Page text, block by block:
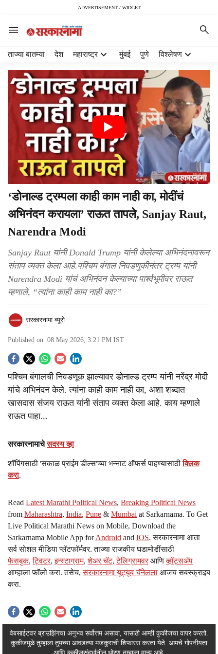
ADVERTISEMENT / WIDGET
ताज्या बातम्या देश महाराष्ट्र मुंबई पुणे विश्लेषण
‘डोनाल्ड ट्रम्पला काही काम नाही का, मोदींचं
अभिनंदन करायला’ राऊत तापले, Sanjay Raut,
Narendra Modi
Sanjay Raut यांनी Donald Trump यांनी केलेल्या अभिनंदनावरून
संताप व्यक्त केला आहे.पश्चिम बंगाल निवडणुकीनंतर ट्रम्प यांनी
Narendra Modi यांचं अभिनंदन केल्याच्या पार्श्वभूमीवर राऊत
म्हणाले, “त्यांना काही काम नाही का?”
सरकारनामा ब्यूरो
Published on :08 May 2026, 3:21 PM IST
S
o
c
i
a
l
s
h
a
r
e
पश्चिम बंगालची निवडणूक झाल्यावर डोनाल्ड ट्रम्प यांनी नरेंद्र मोदी
यांचे अभिनंदन केले. त्यांना काही काम नाही का, अशा शब्दात
खासदास संजय राऊत यांनी संताप व्यक्त केला आहे. काय म्हणाले
राऊत पाहा...
सरकारनामाचेसदस्य व्हा
शॉपिंगसाठी 'सकाळ प्राईम डील्स'च्या भन्नाट ऑफर्स पाहण्यासाठीक्लिक
करा.
Read Latest Marathi Political News, Breaking Political News
from Maharashtra, India, Pune & Mumbai at Sarkarnama. To Get
Live Political Marathi News on Mobile, Download the
Sarkarnama Mobile App forAndroid and IOS. सरकारनामा आता
सर्व सोशल मीडिया प्लॅटफॉर्मवर. ताज्या राजकीय घडामोडींसाठी
फेसबुक,ट्विटर,इन्स्टाग्राम,शेअर चॅट,टेलिग्रामवर आणिव्हॉट्सॲप
आम्हाला फॉलो करा. तसेच,सरकारनामा यूट्यूब चॅनेलला आजच सबस्क्राइब
करा.
ADVERTISEMENT / WIDGET
ADVERTISEMENT / WIDGET
वेबसाईटवर ब्राउझिंगचा अनुभव सर्वोत्तम असावा, यासाठी आम्ही कुकीजचा वापर करतो.
कुकीजमुळे तुम्हाला तुमच्या आवडत्या मजकुराची शिफारस करता येते. आमचे गोपनीयता